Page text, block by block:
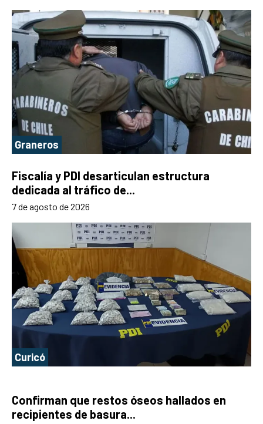
Graneros
Fiscalía y PDI desarticulan estructura
dedicada al tráfico de...
7 de agosto de 2026
Curicó
Confirman que restos óseos hallados en
recipientes de basura...